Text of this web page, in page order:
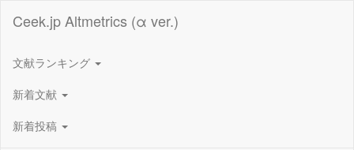
Ceek.jp Altmetrics (α ver.)
文献ランキング
新着文献
新着投稿